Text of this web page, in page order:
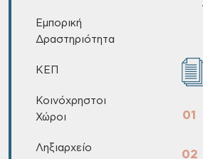
Εμπορική
Δραστηριότητα
ΚΕΠ
Κοινόχρηστοι
Χώροι
Ληξιαρχείο